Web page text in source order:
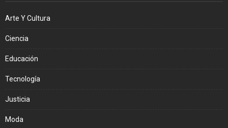
Arte Y Cultura
Ciencia
Educación
Tecnología
Justicia
Moda